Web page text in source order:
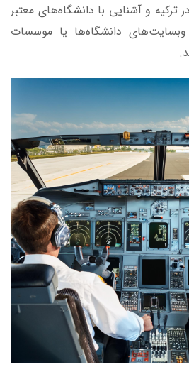
ترکیه و آشنایی با دانشگاه‌های معتبر
وبسایت‌های دانشگاه‌ها یا موسسات